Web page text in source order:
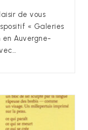
de vous
« Galeries
en Auvergne-